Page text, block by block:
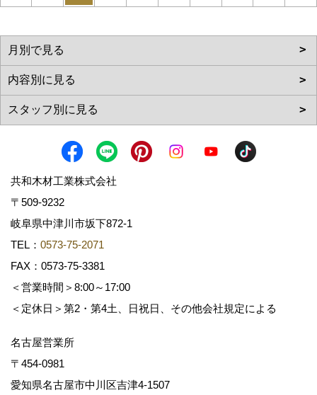
共和木材工業株式会社
〒509-9232
岐阜県中津川市坂下872‐1
TEL： 0573-75-2071
FAX：0573-75-3381
＜営業時間＞8:00～17:00
＜定休日＞第2・第4土、日祝日、その他会社規定による
名古屋営業所
〒454-0981
愛知県名古屋市中川区吉津4-1507